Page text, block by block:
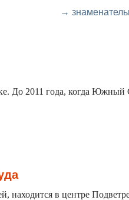
→
До 2011 года, когда
в центре